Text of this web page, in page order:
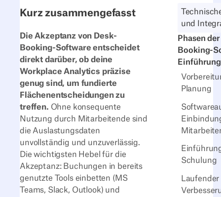
und
Phasen
Booking-
Einführung
Planung
Schulung
Kurz zusammengefasst
Die Akzeptanz von Desk-
Booking-Software entscheidet
direkt darüber, ob deine
Workplace Analytics präzise
genug sind, um fundierte
Flächenentscheidungen zu
treffen. Ohne konsequente
Nutzung durch Mitarbeitende sind
die Auslastungsdaten
unvollständig und unzuverlässig.
Die wichtigsten Hebel für die
Akzeptanz: Buchungen in bereits
genutzte Tools einbetten (MS
Teams, Slack, Outlook) und